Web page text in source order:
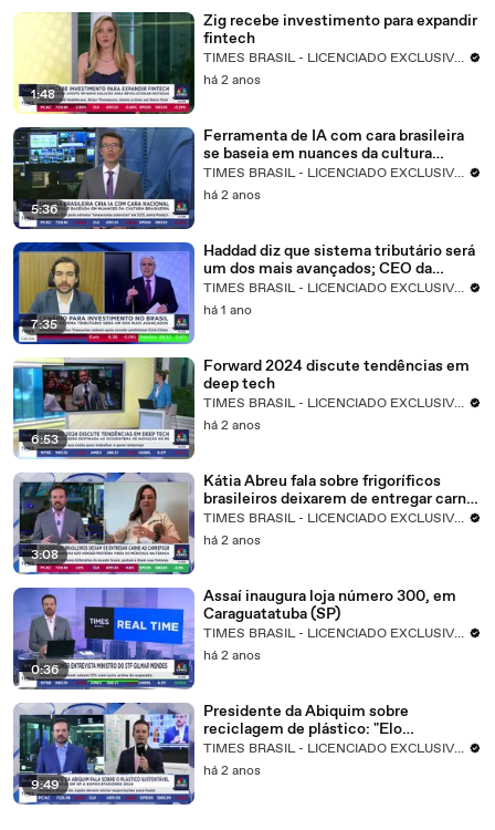
1:48
Zig recebe investimento para expandir
fintech
TIMES BRASIL - LICENCIADO EXCLUSIVO CNBC
há 2 anos
5:36
Ferramenta de IA com cara brasileira
se baseia em nuances da cultura
nacional; CFO explica
TIMES BRASIL - LICENCIADO EXCLUSIVO CNBC
há 2 anos
7:35
Haddad diz que sistema tributário será
um dos mais avançados; CEO da
Referência Capital analisa
TIMES BRASIL - LICENCIADO EXCLUSIVO CNBC
há 1 ano
6:53
Forward 2024 discute tendências em
deep tech
TIMES BRASIL - LICENCIADO EXCLUSIVO CNBC
há 2 anos
3:08
Kátia Abreu fala sobre frigoríficos
brasileiros deixarem de entregar carne
ao Carrefour trimmed
TIMES BRASIL - LICENCIADO EXCLUSIVO CNBC
há 2 anos
0:36
Assaí inaugura loja número 300, em
Caraguatatuba (SP)
TIMES BRASIL - LICENCIADO EXCLUSIVO CNBC
há 2 anos
9:49
Presidente da Abiquim sobre
reciclagem de plástico: "Elo
importante da economia circular"
TIMES BRASIL - LICENCIADO EXCLUSIVO CNBC
há 2 anos